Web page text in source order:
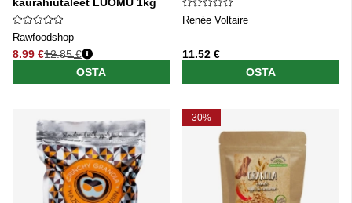
Rawfoodshop
8.99 €
Normaali hinta
12.85 €
OSTA
Renée Voltaire
11.52 €
OSTA
30%